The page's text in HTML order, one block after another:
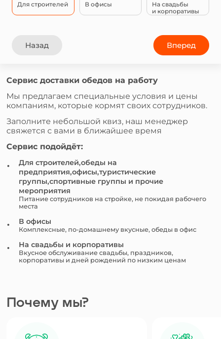
Для строителей В офисы
На свадьбы
и корпоративы
Назад Вперед
Сервис доставки обедов на работу
Мы предлагаем специальные условия и цены
компаниям, которые кормят своих сотрудников.
Заполните небольшой квиз, наш менеджер
свяжется с вами в ближайшее время
Сервис подойдёт:
Для строителей,обеды на
предприятия,офисы,туристические
группы,спортивные группы и прочие
мероприятия
Питание сотрудников на стройке, не покидая рабочего
места
В офисы
Комплексные, по-домашнему вкусные, обеды в офис
На свадьбы и корпоративы
Вкусное обслуживание свадьбы, праздников,
корпоративы и дней рождений по низким ценам
Почему мы?